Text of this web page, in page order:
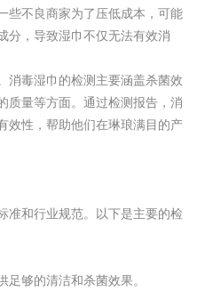
些不良商家为了压低成本，可能
分，导致湿巾不仅无法有效消
消毒湿巾的检测主要涵盖杀菌效
质量等方面。通过检测报告，消
效性，帮助他们在琳琅满目的产
准和行业规范。以下是主要的检
够的清洁和杀菌效果。
测 煤质颗粒活性炭检
测
炭检
煤质活性炭检测